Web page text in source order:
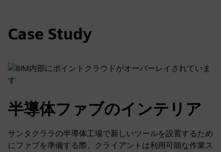
Case Study
半導体ファブのインテリア
サンタクララの半導体工場で新しいツールを設置するため
にファブを準備する際、クライアントは利用可能な作業ス